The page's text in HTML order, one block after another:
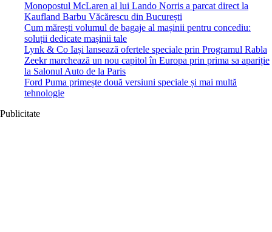
Monopostul McLaren al lui Lando Norris a parcat direct la
Kaufland Barbu Văcărescu din București
Cum mărești volumul de bagaje al mașinii pentru concediu:
soluții dedicate mașinii tale
Lynk & Co Iași lansează ofertele speciale prin Programul Rabla
Zeekr marchează un nou capitol în Europa prin prima sa apariție
la Salonul Auto de la Paris
Ford Puma primește două versiuni speciale și mai multă
tehnologie
Publicitate